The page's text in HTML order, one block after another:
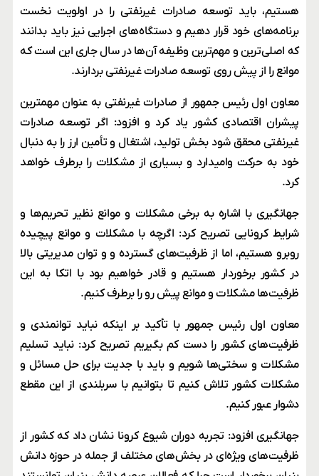
هستیم، باید توسعه صادرات غیرنفتی را در اولویت نخست
برنامه‌های خود قرار دهیم و دستگاه‌های اجرایی نیز باید بدانند
که اصلی‌ترین و مهم‌ترین وظیفه آن‌ها در سال جاری این است که
موانع را از پیش روی توسعه صادرات غیرنفتی بردارند.
معاون اول رئیس جمهور از صادرات غیرنفتی به عنوان مهمترین
پیشران اقتصادی کشور یاد کرد و افزود: اگر توسعه صادرات
غیرنفتی محقق شود بخش تولید، اشتغال و تأمین ارز را به دنبال
خود به حرکت وامیدارد و بسیاری از مشکلات را برطرف خواهد
کرد.
جهانگیری با اشاره به برخی مشکلات و موانع نظیر تحریم‌ها و
شرایط کرونایی تصریح کرد: اگرچه با مشکلات و موانع پیچیده
روبرو هستیم، اما از ظرفیت‌های گسترده و و توان مدیریتی بالا
در کشور برخوردار هستیم و قادر خواهیم بود با اتکا به این
ظرفیت‌ها مشکلات و موانع پیش رو را برطرف کنیم.
معاون اول رئیس جمهور با تأکید بر اینکه نباید توانمندی و
ظرفیت‌های کشور را دست کم بگیریم تصریح کرد: نباید تسلیم
مشکلات و سختی‌ها شویم و باید با جدیت برای حل مسائل و
مشکلات کشور تلاش کنیم تا بتوانیم با سربلندی از این مقطع
دشوار عبور کنیم.
جهانگیری افزود: تجربه دوران شیوع کرونا نشان داد که کشور از
ظرفیت‌های ویژه‌ای در بخش‌های مختلف از جمله در حوزه دانش